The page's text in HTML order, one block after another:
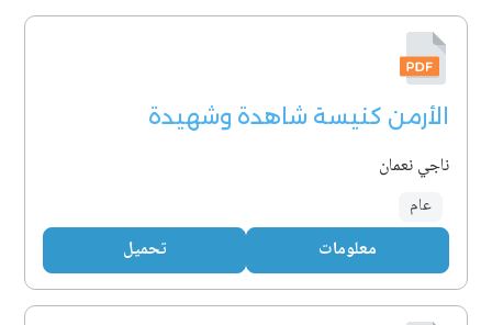
الأرمن كنيسة شاهدة وشهيدة
ناجي نعمان
عام
معلومات تحميل